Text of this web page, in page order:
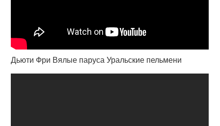
Дьюти Фри Вялые паруса Уральские пельмени